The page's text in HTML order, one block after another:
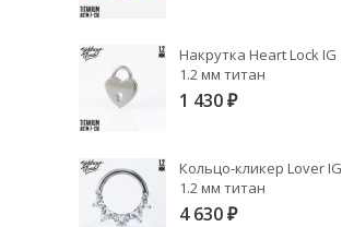
Накрутка Heart Lock IG
1.2 мм титан
1 430 ₽
Кольцо-кликер Lover IG
1.2 мм титан
4 630 ₽